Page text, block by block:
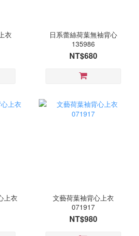
衣
日系蕾絲荷葉無袖背心
135986
NT$680
上衣
文藝荷葉袖背心上衣
071917
NT$980